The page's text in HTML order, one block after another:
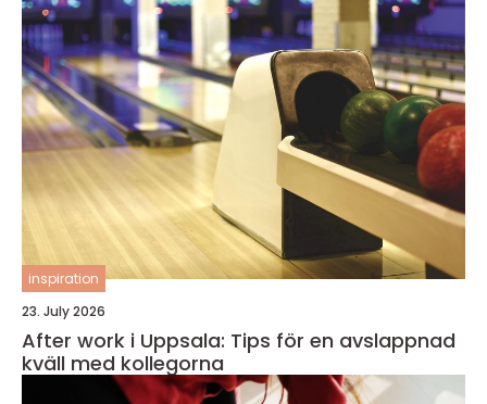
inspiration
23. July 2026
After work i Uppsala: Tips för en avslappnad
kväll med kollegorna